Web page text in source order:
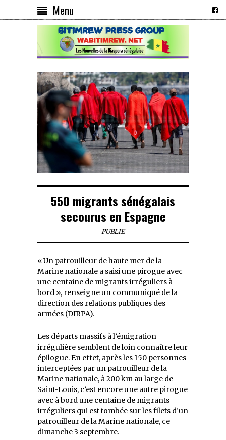
Menu
550 migrants sénégalais
secourus en Espagne
PUBLIE
« Un patrouilleur de haute mer de la
Marine nationale a saisi une pirogue avec
une centaine de migrants irréguliers à
bord », renseigne un communiqué de la
direction des relations publiques des
armées (DIRPA).
Les départs massifs à l’émigration
irrégulière semblent de loin connaître leur
épilogue. En effet, après les 150 personnes
interceptées par un patrouilleur de la
Marine nationale, à 200 km au large de
Saint-Louis, c’est encore une autre pirogue
avec à bord une centaine de migrants
irréguliers qui est tombée sur les filets d’un
patrouilleur de la Marine nationale, ce
dimanche 3 septembre.